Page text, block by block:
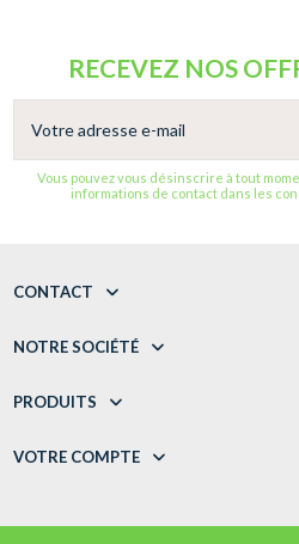
RECEVEZ NOS
Vous pouvez vous désinscrire à tout
informations de contact dans les
CONTACT
NOTRE SOCIÉTÉ
PRODUITS
VOTRE COMPTE